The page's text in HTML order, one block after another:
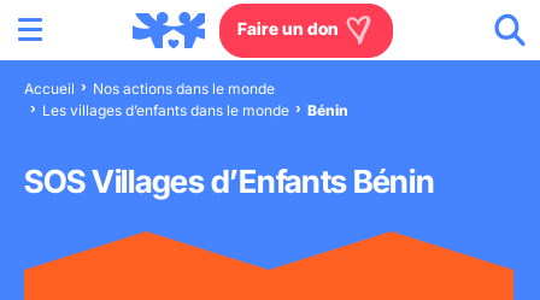
Aller à la recherche
Aller au pied de page
Faire un don
Nous connaître
Actions en France
Actions dans le monde
Accueil
Nos actions dans le monde
Les villages d’enfants dans le monde
Bénin
SOS Villages d’Enfants Bénin